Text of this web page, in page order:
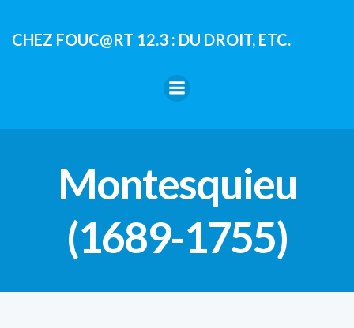
contenu
CHEZ FOUC@RT 12.3 : DU DROIT, ETC.
Montesquieu
(1689-1755)